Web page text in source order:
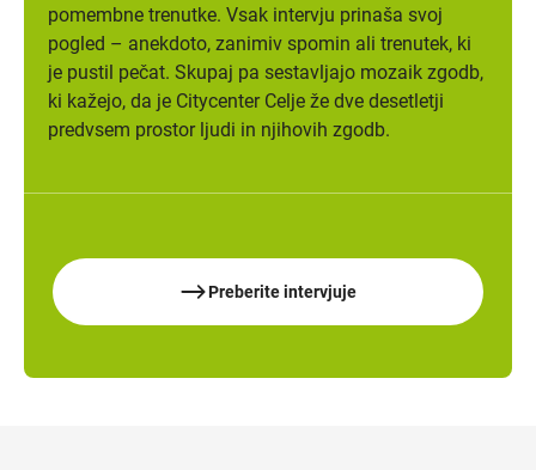
pomembne trenutke. Vsak intervju prinaša svoj
pogled – anekdoto, zanimiv spomin ali trenutek, ki
je pustil pečat. Skupaj pa sestavljajo mozaik zgodb,
ki kažejo, da je Citycenter Celje že dve desetletji
predvsem prostor ljudi in njihovih zgodb.
Preberite intervjuje